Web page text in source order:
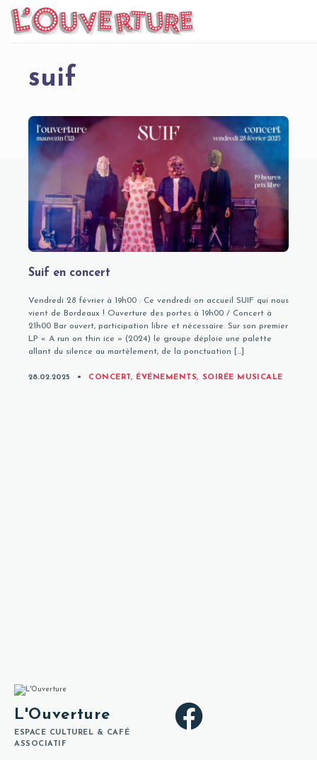
Skip
suif
Suif en concert
Vendredi 28 février à 19h00 : Ce vendredi on accueil SUIF qui nous
vient de Bordeaux ! Ouverture des portes à 19h00 / Concert à
21h00 Bar ouvert, participation libre et nécessaire. Sur son premier
LP « A run on thin ice » (2024) le groupe déploie une palette
allant du silence au martèlement, de la ponctuation […]
28.02.2025 CATEGORIES
CONCERT, ÉVÉNEMENTS, SOIRÉE MUSICALE
L'Ouverture
ESPACE CULTUREL & CAFÉ
ASSOCIATIF